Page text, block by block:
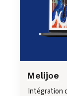
Melijoe
Intégration